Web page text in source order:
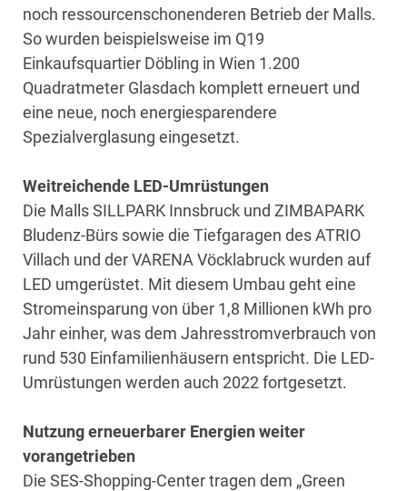
noch ressourcenschonenderen Betrieb der Malls.
So wurden beispielsweise im Q19
Einkaufsquartier Döbling in Wien 1.200
Quadratmeter Glasdach komplett erneuert und
eine neue, noch energiesparendere
Spezialverglasung eingesetzt.
Weitreichende LED-Umrüstungen
Die Malls SILLPARK Innsbruck und ZIMBAPARK
Bludenz-Bürs sowie die Tiefgaragen des ATRIO
Villach und der VARENA Vöcklabruck wurden auf
LED umgerüstet. Mit diesem Umbau geht eine
Stromeinsparung von über 1,8 Millionen kWh pro
Jahr einher, was dem Jahresstromverbrauch von
rund 530 Einfamilienhäusern entspricht. Die LED-
Umrüstungen werden auch 2022 fortgesetzt.
Nutzung erneuerbarer Energien weiter
vorangetrieben
Die SES-Shopping-Center tragen dem „Green